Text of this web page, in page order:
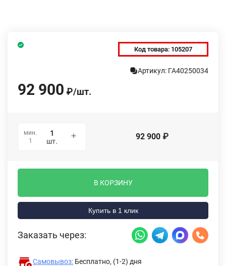
Код товара: 105207
Артикул: ГА40250034
92 900 ₽/шт.
мин.
1
шт. 92 900 ₽
В КОРЗИНУ
Купить в 1 клик
Заказать через:
Самовывоз: Бесплатно, (1-2) дня